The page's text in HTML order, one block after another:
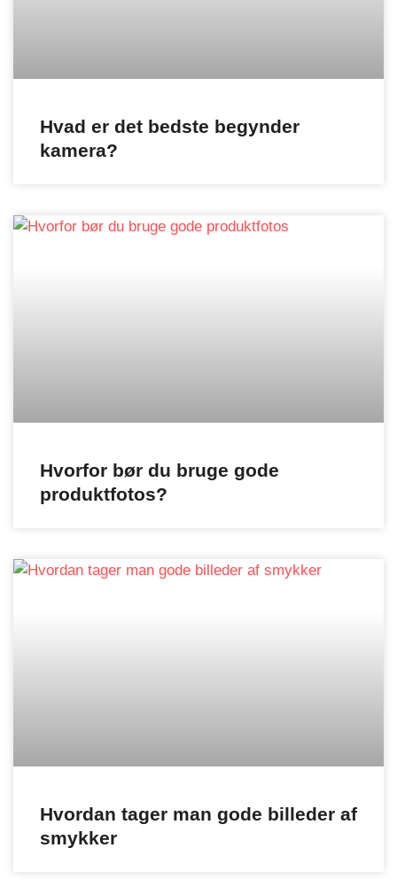
Hvad er det bedste begynder
kamera?
Hvorfor bør du bruge gode
produktfotos?
Hvordan tager man gode billeder af
smykker